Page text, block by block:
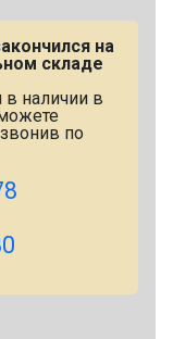
на
складе
в наличии в
по